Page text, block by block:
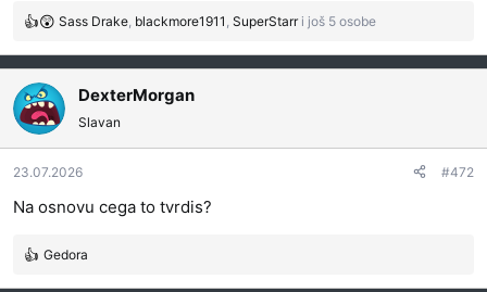
R
a
g
o
v
a
n
a
Sass Drake blackmore1911 SuperStarri još 5 osobe
DexterMorgan
Slavan
23.07.2026 #472
Na osnovu cega to tvrdis?
R
Gedora